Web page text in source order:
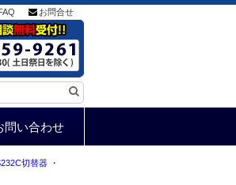
お問合せ
問い合わせ
切替器 ・